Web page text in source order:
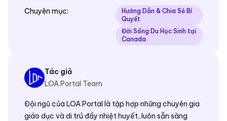
Chuyên mục:
Hướng Dẫn & Chia Sẻ Bí
Quyết
Đời Sống Du Học Sinh tại
Canada
Tác giả
LOA Portal Team
Đội ngũ của LOA Portal là tập hợp những chuyên gia
giáo dục và di trú đầy nhiệt huyết, luôn sẵn sàng